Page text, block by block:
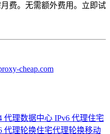
费。无需额外费用。立即试
cheap.com
代理数据中心 IPv6 代理住宅
代理轮换住宅代理轮换移动